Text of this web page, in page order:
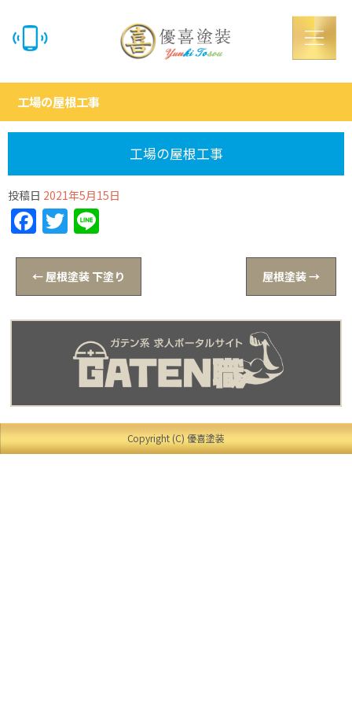
工場の屋根工事
工場の屋根工事
投稿日 2021年5月15日
Facebook
Twitter
← 屋根塗装 下塗り 屋根塗装→
Copyright (C) 優喜塗装